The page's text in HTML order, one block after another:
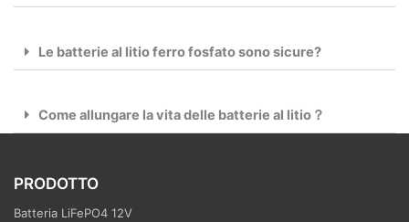
Le batterie al litio ferro fosfato sono sicure?
Come allungare la vita delle batterie al litio？
PRODOTTO
Batteria LiFePO4 12V